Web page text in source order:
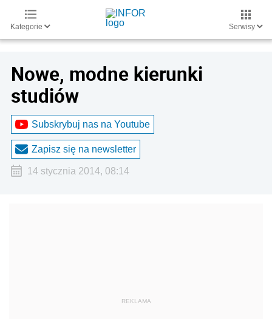
Kategorie Serwisy
Nowe, modne kierunki
studiów
Subskrybuj nas na Youtube
Zapisz się na newsletter
14 stycznia 2014, 08:14